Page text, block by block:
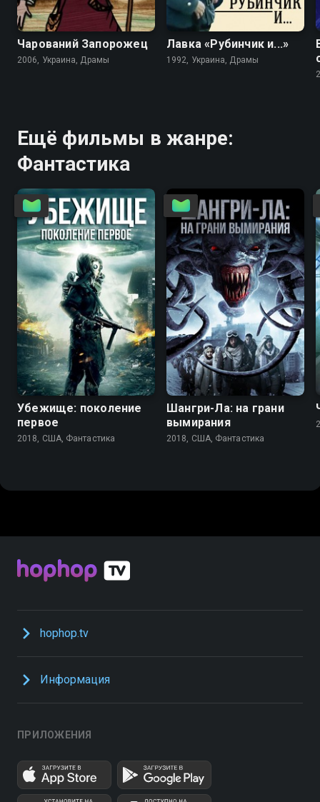
Чарований Запорожец
2006, Украина, Драмы
4.9 4.7
Лавка «Рубинчик и...»
1992, Украина, Драмы
Ещё фильмы в жанре:
Фантастика
3.6 2.4
Убежище: поколение
первое
2018, США, Фантастика
4.7 3.1
Шангри-Ла: на грани
вымирания
2018, США, Фантастика
hophop.tv
Информация
ПРИЛОЖЕНИЯ